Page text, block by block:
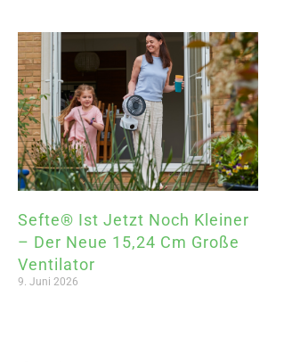
Sefte® Ist Jetzt Noch Kleiner
– Der Neue 15,24 Cm Große
Ventilator
9. Juni 2026